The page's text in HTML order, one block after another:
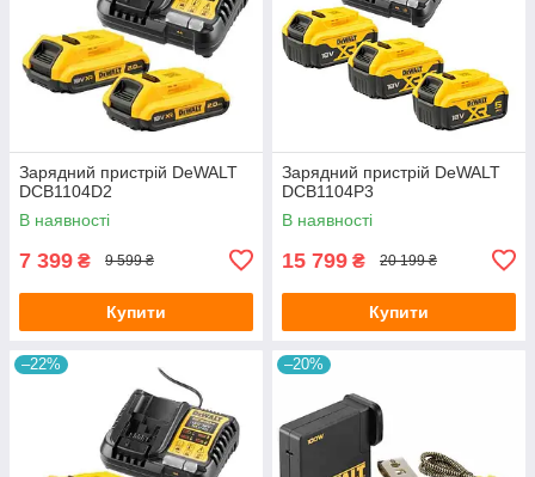
Зарядний пристрій DeWALT
DCB1104D2
В наявності
7 399 ₴ 9 599 ₴
Купити
Зарядний пристрій DeWALT
DCB1104P3
В наявності
15 799 ₴ 20 199 ₴
Купити
–22% –20%